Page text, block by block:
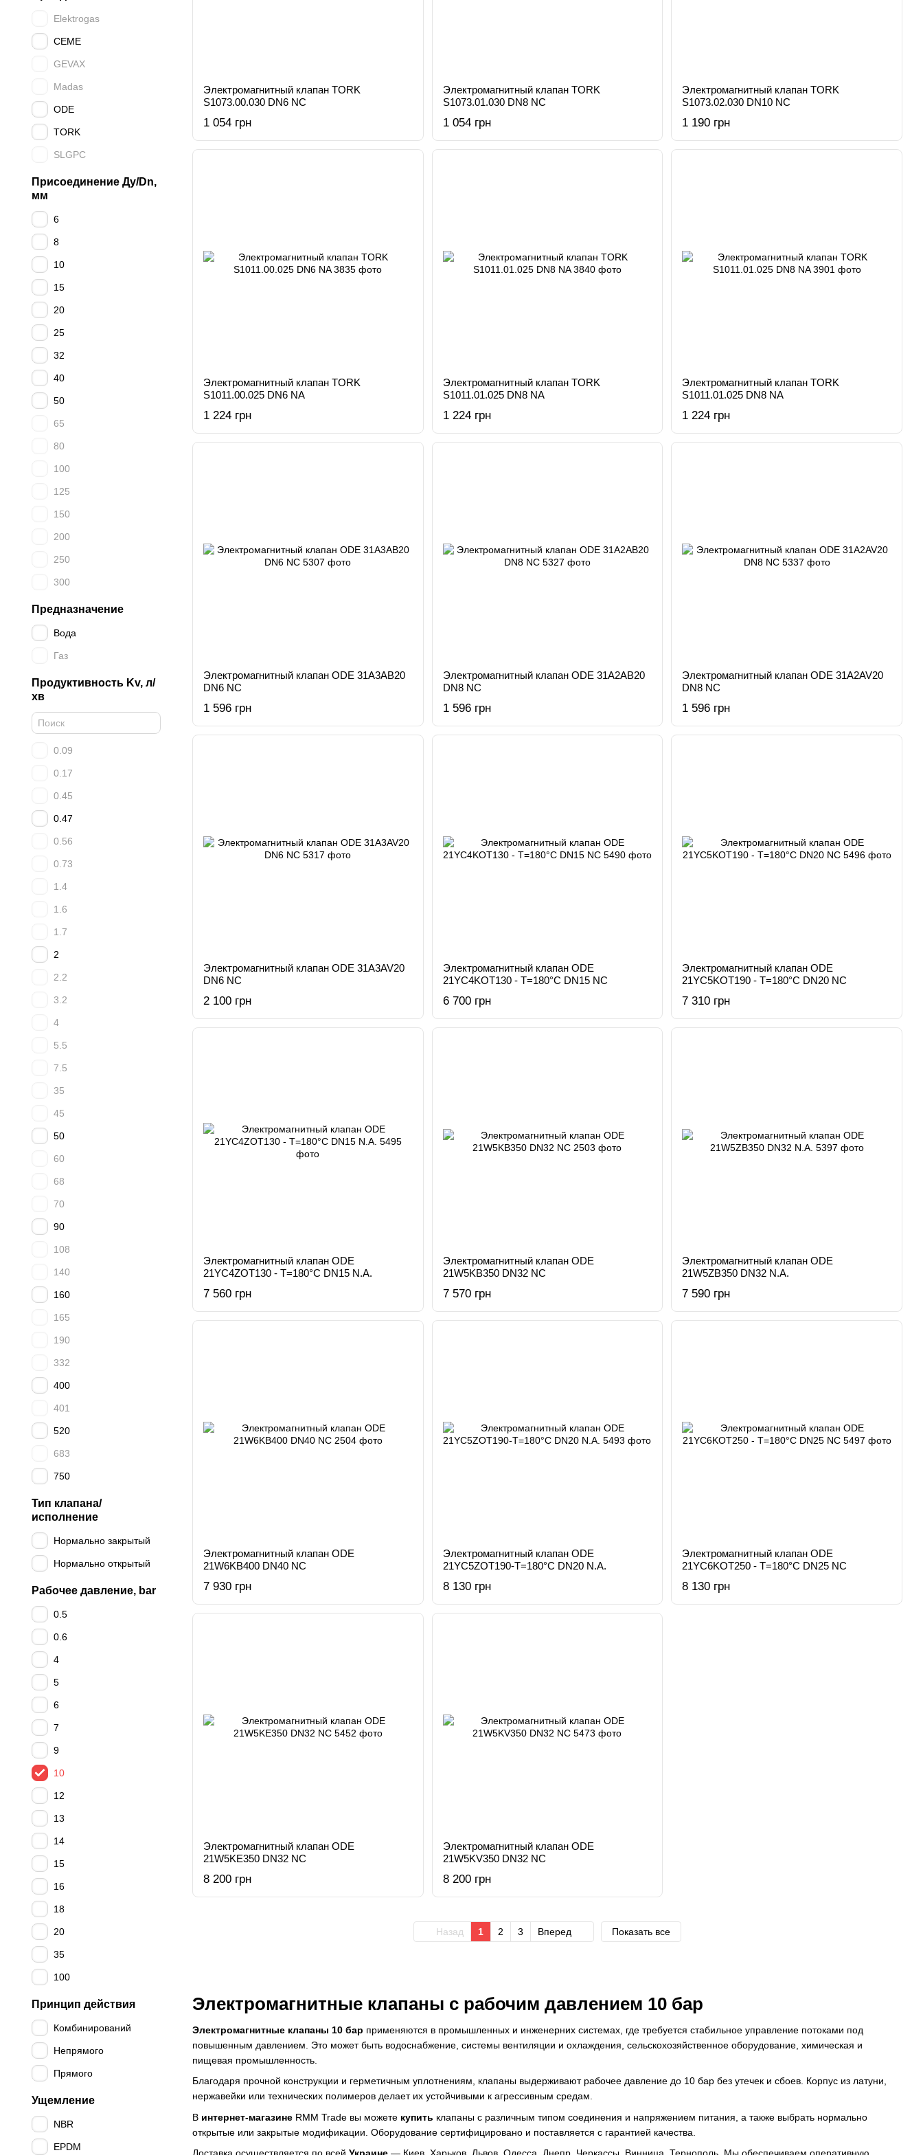
Электромагнитные клапаны с рабочим давлением 10 бар
Электромагнитные клапаны 10 бар применяются в промышленных и инженерних системах, где требуется стабильное управление потоками под
повышенным давлением. Это может быть водоснабжение, системы вентиляции и охлаждения, сельскохозяйственное оборудование, химическая и
пищевая промышленность.
Благодаря прочной конструкции и герметичным уплотнениям, клапаны выдерживают рабочее давление до 10 бар без утечек и сбоев. Корпус из латуни,
нержавейки или технических полимеров делает их устойчивыми к агрессивным средам.
В интернет-магазине RMM Trade вы можете купить клапаны с различным типом соединения и напряжением питания, а также выбрать нормально
открытые или закрытые модификации. Оборудование сертифицировано и поставляется с гарантией качества.
Электромагнитный клапан TORK
S1073.00.030 DN6 NC
1 054 грн
Электромагнитный клапан TORK
S1073.01.030 DN8 NC
1 054 грн
Электромагнитный клапан TORK
S1073.02.030 DN10 NC
1 190 грн
Электромагнитный клапан TORK
S1011.00.025 DN6 NA
1 224 грн
Электромагнитный клапан TORK
S1011.01.025 DN8 NA
1 224 грн
Электромагнитный клапан TORK
S1011.01.025 DN8 NA
1 224 грн
Электромагнитный клапан ODE 31A3AB20
DN6 NC
1 596 грн
Электромагнитный клапан ODE 31A2AB20
DN8 NC
1 596 грн
Электромагнитный клапан ODE 31A2AV20
DN8 NC
1 596 грн
Электромагнитный клапан ODE 31A3AV20
DN6 NC
2 100 грн
Электромагнитный клапан ODE
21YC4KOT130 - T=180°C DN15 NC
6 700 грн
Электромагнитный клапан ODE
21YC5KOT190 - T=180°C DN20 NC
7 310 грн
Электромагнитный клапан ODE
21YC4ZOT130 - T=180°C DN15 N.А.
7 560 грн
Электромагнитный клапан ODE
21W5KB350 DN32 NC
7 570 грн
Электромагнитный клапан ODE
21W5ZB350 DN32 N.А.
7 590 грн
Электромагнитный клапан ODE
21W6KB400 DN40 NC
7 930 грн
Электромагнитный клапан ODE
21YC5ZOT190-T=180°C DN20 N.А.
8 130 грн
Электромагнитный клапан ODE
21YC6KOT250 - T=180°C DN25 NC
8 130 грн
Электромагнитный клапан ODE
21W5KE350 DN32 NC
8 200 грн
Электромагнитный клапан ODE
21W5KV350 DN32 NC
8 200 грн
Назад 1 2 3 Вперед Показать все
Elektrogas
CEME
GEVAX
Madas
ODE
TORK
SLGPC
Присоединение Ду/Dn,
мм
6
8
10
15
20
25
32
40
50
65
80
100
125
150
200
250
300
Предназначение
Вода
Газ
Продуктивность Kv, л/
хв
0.09
0.17
0.45
0.47
0.56
0.73
1.4
1.6
1.7
2
2.2
3.2
4
5.5
7.5
35
45
50
60
68
70
90
108
140
160
165
190
332
400
401
520
683
750
Тип клапана/
исполнение
Нормально закрытый
Нормально открытый
Рабочее давление, bar
0.5
0.6
4
5
6
7
9
10
12
13
14
15
16
18
20
35
100
Принцип действия
Комбинирований
Непрямого
Прямого
Ущемление
NBR
EPDM